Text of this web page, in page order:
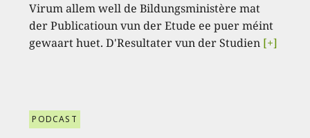
Virum allem well de Bildungsministère mat
der Publicatioun vun der Etude ee puer méint
gewaart huet. D'Resultater vun der Studien [+]
PODCAST